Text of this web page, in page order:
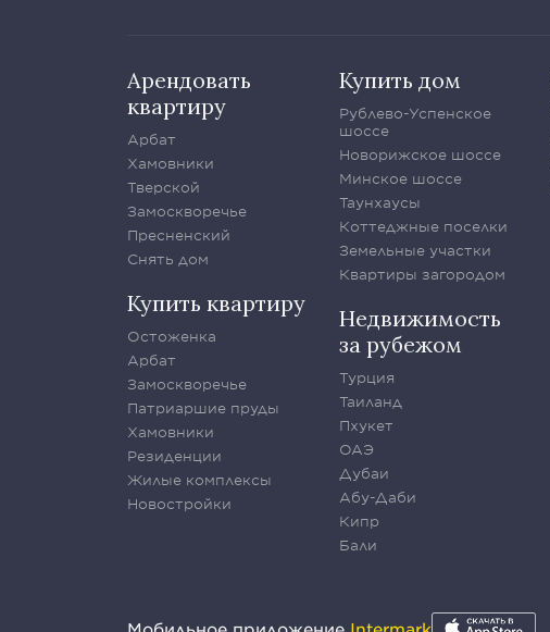
Арендовать
квартиру
Арбат
Хамовники
Тверской
Замоскворечье
Пресненский
Снять дом
Купить квартиру
Остоженка
Арбат
Замоскворечье
Патриаршие пруды
Хамовники
Резиденции
Жилые комплексы
Новостройки
Купить дом
Рублево-Успенское
шоссе
Новорижское шоссе
Минское шоссе
Таунхаусы
Коттеджные поселки
Земельные участки
Квартиры загородом
Недвижимость
за рубежом
Турция
Таиланд
Пхукет
ОАЭ
Дубаи
Абу-Даби
Кипр
Бали